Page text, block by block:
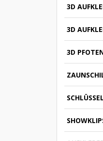
3D
3D
3D